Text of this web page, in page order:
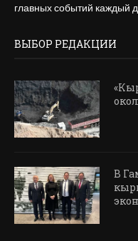
главных событий каждый
ВЫБОР РЕДАКЦИИ
В